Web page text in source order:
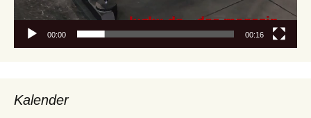
00:00 00:16
Kalender